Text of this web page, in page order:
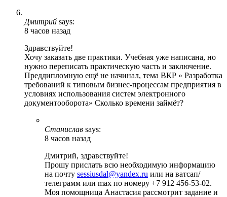
Дмитрий says:
8 часов назад
Здравствуйте!
Хочу заказать две практики. Учебная уже написана, но
нужно переписать практическую часть и заключение.
Преддипломную ещё не начинал, тема ВКР » Разработка
требований к типовым бизнес-процессам предприятия в
условиях использования систем электронного
документооборота» Сколько времени займёт?
Станислав says:
8 часов назад
Дмитрий, здравствуйте!
Прошу прислать всю необходимую информацию
на почту sessiusdal@yandex.ru или на ватсап/
телеграмм или max по номеру +7 912 456-53-02.
Моя помощница Анастасия рассмотрит задание и